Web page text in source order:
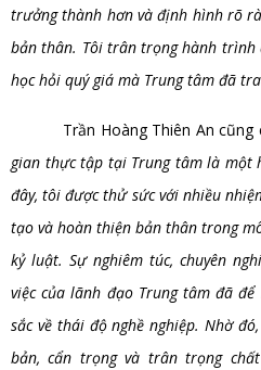
trưởng thành hơn và định hình rõ
bản thân. Tôi trân trọng hành trình
học hỏi quý giá mà Trung tâm đã
Trần Hoàng Thiên An cũng
gian thực tập tại Trung tâm là
đây, tôi được thử sức với nhiều
tạo và hoàn thiện bản thân trong
kỷ luật. Sự nghiêm túc, chuyên
việc của lãnh đạo Trung tâm đã
sắc về thái độ nghề nghiệp. Nhờ
bản, cẩn trọng và trân trọng